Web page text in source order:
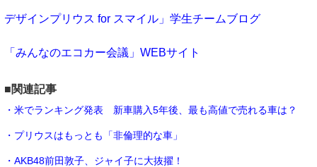
デザインプリウス for スマイル」学生チームブログ
「みんなのエコカー会議」WEBサイト
■関連記事
・米でランキング発表 新車購入5年後、最も高値で売れる車は？
・プリウスはもっとも「非倫理的な車」
・AKB48前田敦子、ジャイ子に大抜擢！